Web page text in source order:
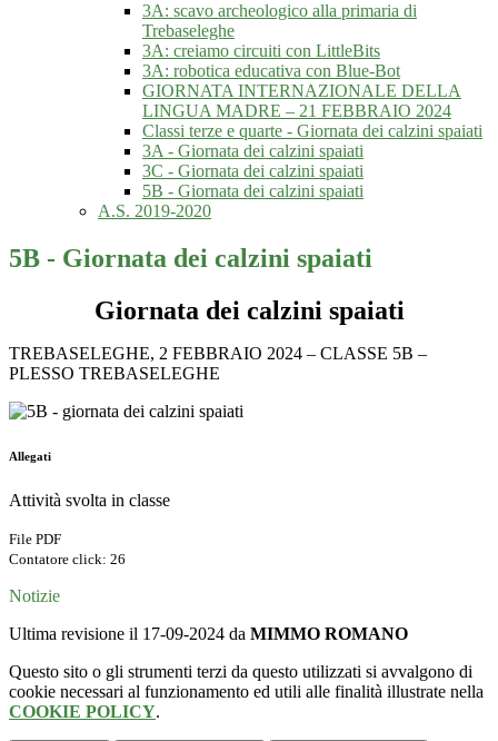
3A: scavo archeologico alla primaria di
Trebaseleghe
3A: creiamo circuiti con LittleBits
3A: robotica educativa con Blue-Bot
GIORNATA INTERNAZIONALE DELLA
LINGUA MADRE – 21 FEBBRAIO 2024
Classi terze e quarte - Giornata dei calzini spaiati
3A - Giornata dei calzini spaiati
3C - Giornata dei calzini spaiati
5B - Giornata dei calzini spaiati
A.S. 2019-2020
5B - Giornata dei calzini spaiati
Giornata dei calzini spaiati
TREBASELEGHE, 2 FEBBRAIO 2024 – CLASSE 5B –
PLESSO TREBASELEGHE
Allegati
Attività svolta in classe
File PDF
Contatore click: 26
Notizie
Ultima revisione il 17-09-2024 da MIMMO ROMANO
Questo sito o gli strumenti terzi da questo utilizzati si avvalgono di
cookie necessari al funzionamento ed utili alle finalità illustrate nella
COOKIE POLICY.